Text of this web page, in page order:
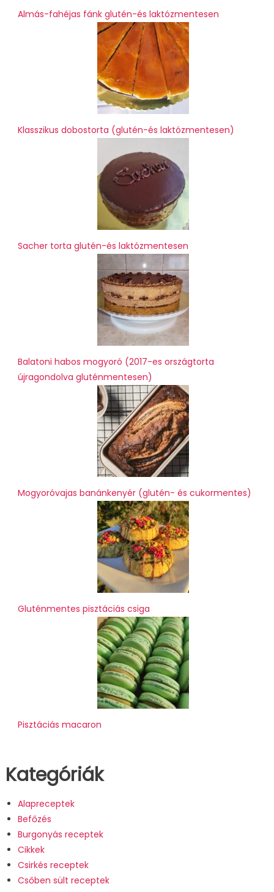
Almás-fahéjas fánk glutén-és laktózmentesen
Klasszikus dobostorta (glutén-és laktózmentesen)
Sacher torta glutén-és laktózmentesen
Balatoni habos mogyoró (2017-es országtorta
újragondolva gluténmentesen)
Mogyoróvajas banánkenyér (glutén- és cukormentes)
Gluténmentes pisztáciás csiga
Pisztáciás macaron
Kategóriák
Alapreceptek
Befőzés
Burgonyás receptek
Cikkek
Csirkés receptek
Csőben sült receptek